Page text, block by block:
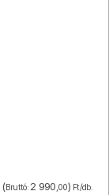
(Bruttó:2 990,00) Ft/db.